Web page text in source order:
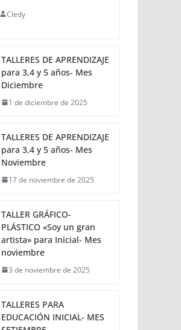
Cledy
TALLERES DE APRENDIZAJE
para 3,4 y 5 años- Mes
Diciembre
1 de diciembre de 2025
TALLERES DE APRENDIZAJE
para 3,4 y 5 años- Mes
Noviembre
17 de noviembre de 2025
TALLER GRÁFICO-
PLÁSTICO «Soy un gran
artista» para Inicial- Mes
noviembre
3 de noviembre de 2025
TALLERES PARA
EDUCACIÓN INICIAL- MES